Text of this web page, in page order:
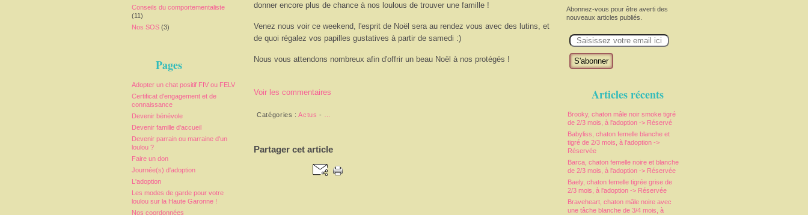
Conseils du comportementaliste
(11)
Nos SOS (3)
Pages
Adopter un chat positif FIV ou FELV
Certificat d'engagement et de
connaissance
Devenir bénévole
Devenir famille d'accueil
Devenir parrain ou marraine d'un
loulou ?
Faire un don
Journée(s) d'adoption
L'adoption
Les modes de garde pour votre
loulou sur la Haute Garonne !
Nos coordonnées
Abonnez-vous pour être averti des
nouveaux articles publiés.
m
Articles récents
Brooky, chaton mâle noir smoke tigré
de 2/3 mois, à l'adoption -> Réservé
Babyliss, chaton femelle blanche et
tigré de 2/3 mois, à l'adoption ->
Réservée
Barca, chaton femelle noire et blanche
de 2/3 mois, à l'adoption -> Réservée
Baely, chaton femelle tigrée grise de
2/3 mois, à l'adoption -> Réservée
Braveheart, chaton mâle noire avec
une tâche blanche de 3/4 mois, à
donner encore plus de chance à nos loulous de trouver une famille !
Venez nous voir ce weekend, l'esprit de Noël sera au rendez vous avec des lutins, et
de quoi régalez vos papilles gustatives à partir de samedi :)
Nous vous attendons nombreux afin d'offrir un beau Noël à nos protégés !
Voir les commentaires
Catégories :Actus -
Partager cet article